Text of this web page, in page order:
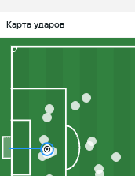
Карта ударов